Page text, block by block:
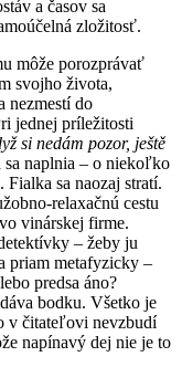
a časov sa
zložitosť.
môže porozprávať
svojho života,
nezmestí do
jednej príležitosti
si nedám pozor, ještě
sa naplnia – o niekoľko
Fialka sa naozaj stratí.
relaxačnú cestu
vinárskej firme.
– žeby ju
priam metafyzicky –
predsa áno?
bodku. Všetko je
v čitateľovi nevzbudí
napínavý dej nie je to